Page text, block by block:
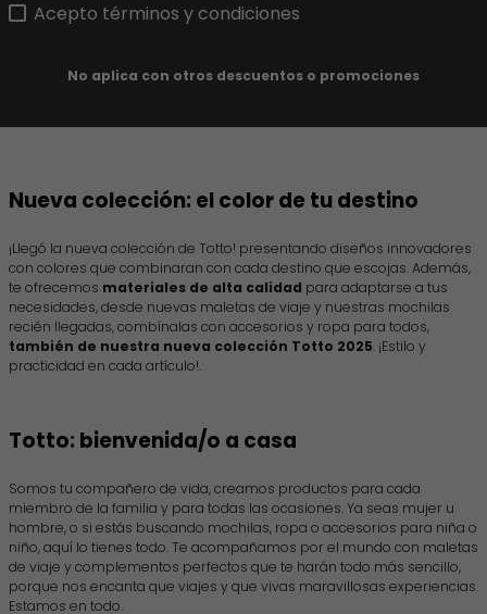
Acepto términos y condiciones
No aplica con otros descuentos o promociones
Nueva colección: el color de tu destino
¡Llegó la nueva colección de Totto! presentando diseños innovadores
con colores que combinaran con cada destino que escojas. Además,
te ofrecemos materiales de alta calidad para adaptarse a tus
necesidades, desde nuevas maletas de viaje y nuestras mochilas
recién llegadas, combínalas con accesorios y ropa para todos,
también de nuestra nueva colección Totto 2025. ¡Estilo y
practicidad en cada artículo!.
Totto: bienvenida/o a casa
Somos tu compañero de vida, creamos productos para cada
miembro de la familia y para todas las ocasiones. Ya seas mujer u
hombre, o si estás buscando mochilas, ropa o accesorios para niña o
niño, aquí lo tienes todo. Te acompañamos por el mundo con maletas
de viaje y complementos perfectos que te harán todo más sencillo,
porque nos encanta que viajes y que vivas maravillosas experiencias.
Estamos en todo.